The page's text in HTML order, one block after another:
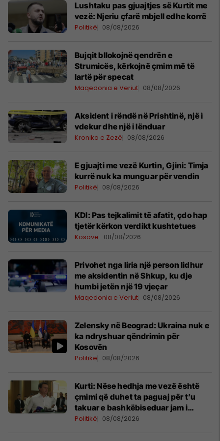
​Lushtaku pas gjuajtjes së Kurtit me
vezë: Njeriu çfarë mbjell edhe korrë
Politikë 08/08/2026
Bujqit bllokojnë qendrën e
Strumicës, kërkojnë çmim më të
lartë për specat
Maqedonia e Veriut 08/08/2026
Aksident i rëndë në Prishtinë, një i
vdekur dhe një i lënduar
Kronika e Zezë 08/08/2026
E gjuajti me vezë Kurtin, ​Gjini: Timja
kurrë nuk ka munguar për vendin
Politikë 08/08/2026
KDI: Pas tejkalimit të afatit, çdo hap
tjetër kërkon verdikt kushtetues
Kosovë 08/08/2026
Privohet nga liria një person lidhur
me aksidentin në Shkup, ku dje
humbi jetën një 19 vjeçar
Maqedonia e Veriut 08/08/2026
Zelensky në Beograd: Ukraina nuk e
ka ndryshuar qëndrimin për
Kosovën
Politikë 08/08/2026
Kurti: Nëse hedhja me vezë është
çmimi që duhet ta paguaj për t’u
takuar e bashkëbiseduar jam i
lumtur ta bëj këtë
Politikë 08/08/2026